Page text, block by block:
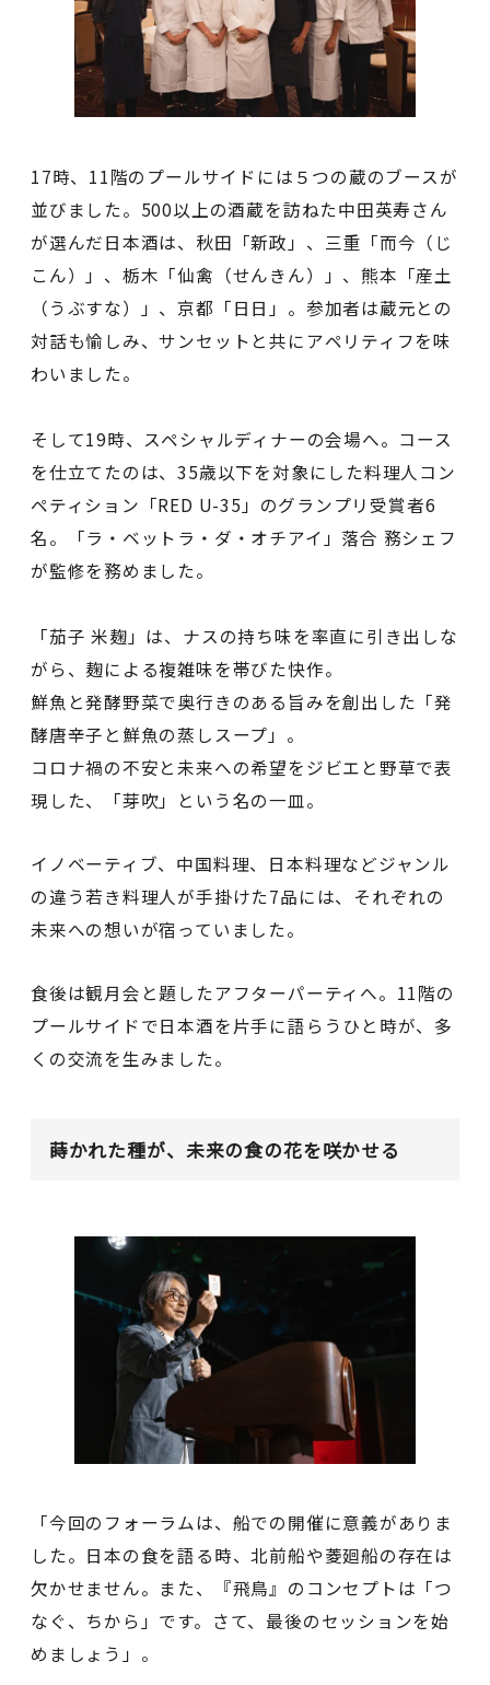
17時、11階のプールサイドには５つの蔵のブースが
並びました。500以上の酒蔵を訪ねた中田英寿さん
が選んだ日本酒は、秋田「新政」、三重「而今（じ
こん）」、栃木「仙禽（せんきん）」、熊本「産土
（うぶすな）」、京都「日日」。参加者は蔵元との
対話も愉しみ、サンセットと共にアペリティフを味
わいました。
そして19時、スペシャルディナーの会場へ。コース
を仕立てたのは、35歳以下を対象にした料理人コン
ペティション「RED U-35」のグランプリ受賞者6
名。「ラ・ベットラ・ダ・オチアイ」落合 務シェフ
が監修を務めました。
「茄子 米麹」は、ナスの持ち味を率直に引き出しな
がら、麹による複雑味を帯びた快作。
鮮魚と発酵野菜で奥行きのある旨みを創出した「発
酵唐辛子と鮮魚の蒸しスープ」。
コロナ禍の不安と未来への希望をジビエと野草で表
現した、「芽吹」という名の一皿。
イノベーティブ、中国料理、日本料理などジャンル
の違う若き料理人が手掛けた7品には、それぞれの
未来への想いが宿っていました。
食後は観月会と題したアフターパーティへ。11階の
プールサイドで日本酒を片手に語らうひと時が、多
くの交流を生みました。
蒔かれた種が、未来の食の花を咲かせる
「今回のフォーラムは、船での開催に意義がありま
した。日本の食を語る時、北前船や菱廻船の存在は
欠かせません。また、『飛鳥』のコンセプトは「つ
なぐ、ちから」です。さて、最後のセッションを始
めましょう」。